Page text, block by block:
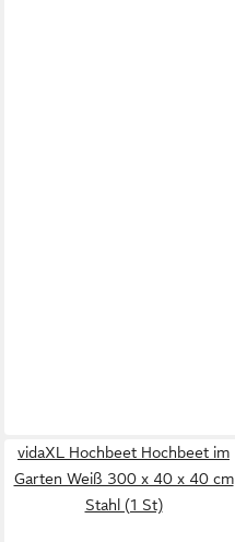
vidaXL Hochbeet Hochbeet im
Garten Weiß 300 x 40 x 40 cm
Stahl (1 St)